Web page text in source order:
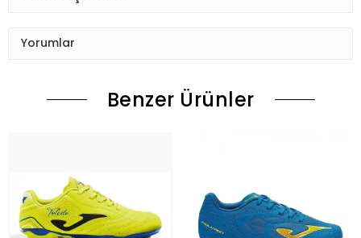
Yorumlar
Benzer Ürünler